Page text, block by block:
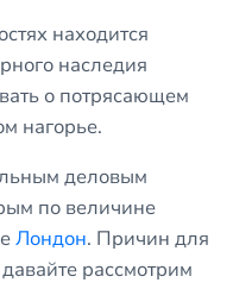
находится
наследия
о потрясающем
нагорье.
деловым
по величине
Лондон. Причин для
рассмотрим